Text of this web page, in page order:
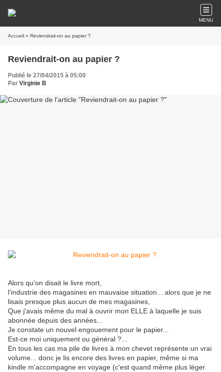
MENU
Accueil » Reviendrait-on au papier ?
Reviendrait-on au papier ?
Publié le 27/04/2015 à 05:00
Par Virginie B
Alors qu'on disait le livre mort,
l'industrie des magasines en mauvaise situation... alors que je ne
lisais presque plus aucun de mes magasines,
Que j'avais même du mal à ouvrir mon ELLE à laquelle je suis
abonnée depuis des années...
Je constate un nouvel engouement pour le papier...
Est-ce moi uniquement ou général ?...
En tous les cas ma pile de livres à mon chevet représente un vrai
volume... donc je lis encore des livres en papier, même si ma
kindle m'accompagne en voyage (c'est quand même plus léger